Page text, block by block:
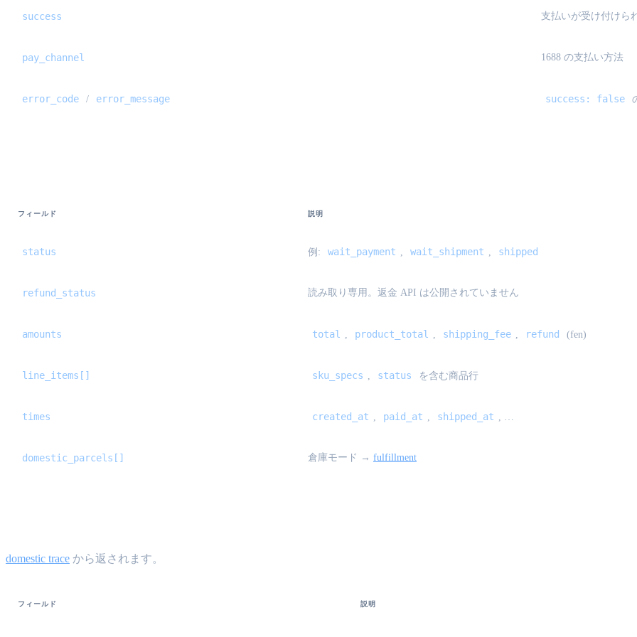
success 支払いが受け付けら
pay_channel 1688 の支払い方法
error_code / error_message success: false
フィールド 説明
status 例: wait_payment wait_shipment shipped
refund_status 読み取り専用。返金 API は公開されていません
amounts total product_total shipping_fee refund (fen)
line_items[] sku_specs status を含む商品行
times created_at paid_at shipped_at
domestic_parcels[] 倉庫モード → fulfillment
domestic trace から返されます。
フィールド 説明